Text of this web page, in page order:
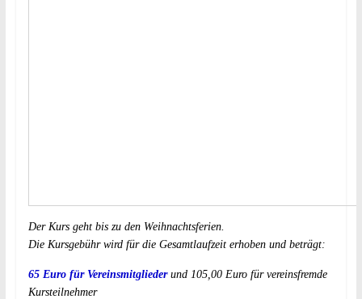
Der Kurs geht bis zu den Weihnachtsferien.
Die Kursgebühr wird für die Gesamtlaufzeit erhoben und beträgt:
65 Euro für Vereinsmitgliederund 105,00 Euro für vereinsfremde
Kursteilnehmer